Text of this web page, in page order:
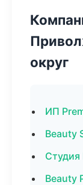
округ
ИП
Beauty
Студия
Beauty